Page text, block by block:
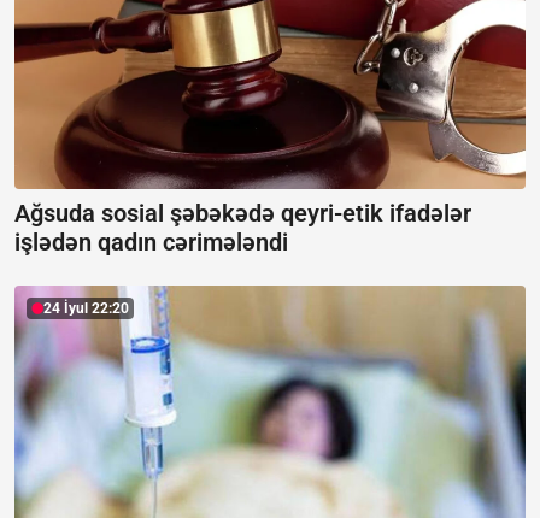
Ağsuda sosial şəbəkədə qeyri-etik ifadələr
işlədən qadın cərimələndi
24 İyul 22:20